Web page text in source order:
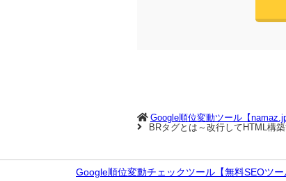
Google順位変動ツール【
BRタグとは～改行してHTML構
Google順位変動チェックツール【無料SEOツ